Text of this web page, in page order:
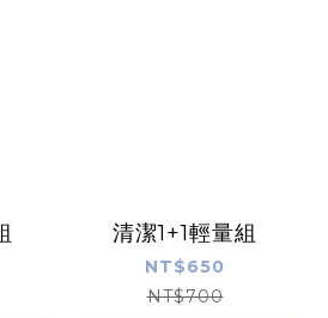
清潔1+1輕量組
NT$650
NT$700